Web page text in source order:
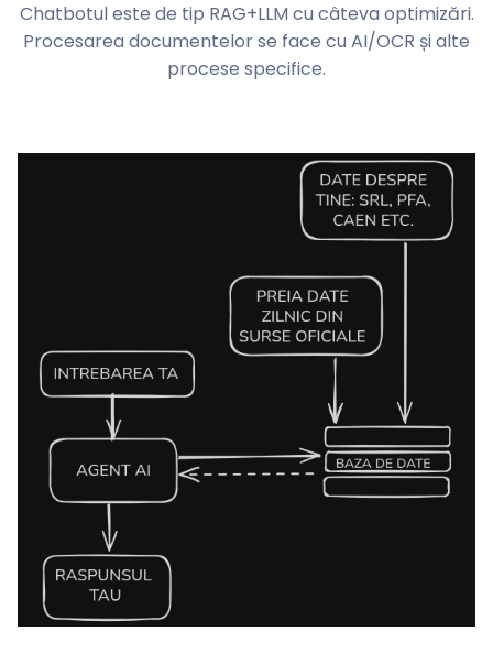
Chatbotul este de tip RAG+LLM cu câteva optimizări.
Procesarea documentelor se face cu AI/OCR și alte
procese specifice.